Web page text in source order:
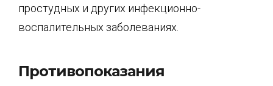
простудных и других инфекционно­
воспалительных заболеваниях.
Противопоказания